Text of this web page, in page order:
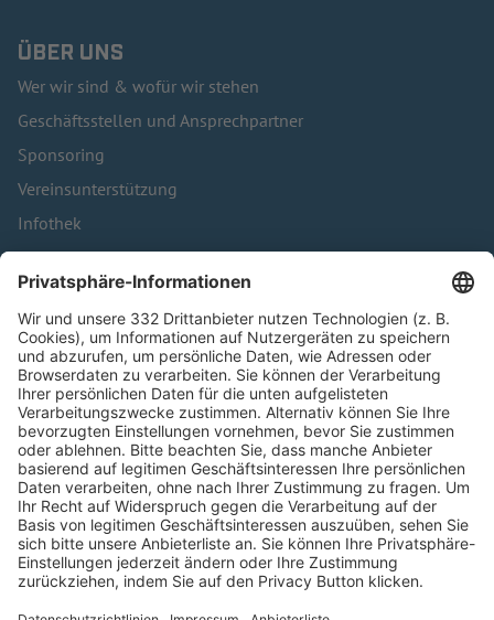
ÜBER UNS
Wer wir sind & wofür wir stehen
Geschäftsstellen und Ansprechpartner
Sponsoring
Vereinsunterstützung
Infothek
Kontakt
HÄUFIG BESUCHTE SEITEN
Pässe und Vereinswechsel
Trainerausbildung
Schulungsangebot Vereinsmitarbeiter
BFV-Geschäftsstellen
Trainerbörse
Login SpielPlus
FOLGE DEM BFV